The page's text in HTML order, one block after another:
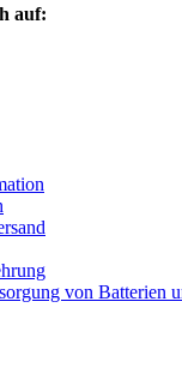
auf:
von Batterien